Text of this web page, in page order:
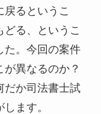
るというこ
る、というこ
た。今回の案件
異なるのか？
だか司法書士試
ます。